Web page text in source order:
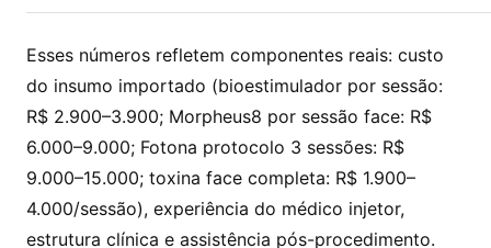
Esses números refletem componentes reais: custo
do insumo importado (bioestimulador por sessão:
R$ 2.900–3.900; Morpheus8 por sessão face: R$
6.000–9.000; Fotona protocolo 3 sessões: R$
9.000–15.000; toxina face completa: R$ 1.900–
4.000/sessão), experiência do médico injetor,
estrutura clínica e assistência pós-procedimento.